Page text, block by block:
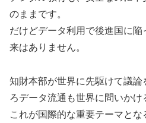
のままです。
だけどデータ利用で後進国に
来はありません。
知財本部が世界に先駆けて議
ろデータ流通も世界に問いかけ
これが国際的な重要テーマと